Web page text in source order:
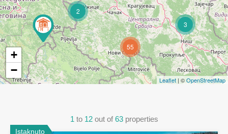
2
3
55
+
−
Leaflet | ©OpenStreetMap
1 to 12 out of 63 properties
Istaknuto